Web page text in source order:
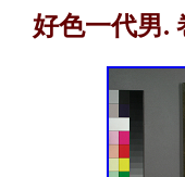
好色一代男.